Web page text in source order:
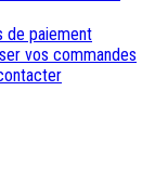
de paiement
vos commandes